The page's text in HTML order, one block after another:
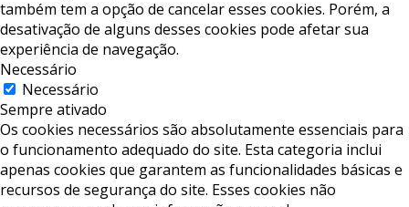
também tem a opção de cancelar esses cookies. Porém, a
desativação de alguns desses cookies pode afetar sua
experiência de navegação.
Necessário
Necessário
Sempre ativado
Os cookies necessários são absolutamente essenciais para
o funcionamento adequado do site. Esta categoria inclui
apenas cookies que garantem as funcionalidades básicas e
recursos de segurança do site. Esses cookies não